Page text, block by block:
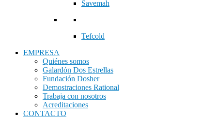
Savemah
Tefcold
EMPRESA
Quiénes somos
Galardón Dos Estrellas
Fundación Dosher
Demostraciones Rational
Trabaja con nosotros
Acreditaciones
CONTACTO